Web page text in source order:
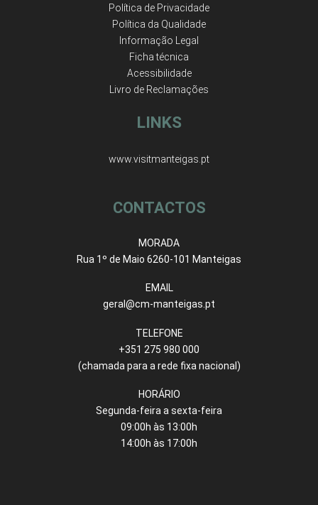
Política de Privacidade
Política da Qualidade
Informação Legal
Ficha técnica
Acessibilidade
Livro de Reclamações
LINKS
www.visitmanteigas.pt
CONTACTOS
MORADA
Rua 1º de Maio 6260-101 Manteigas
EMAIL
geral@cm-manteigas.pt
TELEFONE
+351 275 980 000
(chamada para a rede fixa nacional)
HORÁRIO
Segunda-feira a sexta-feira
09:00h às 13:00h
14:00h às 17:00h